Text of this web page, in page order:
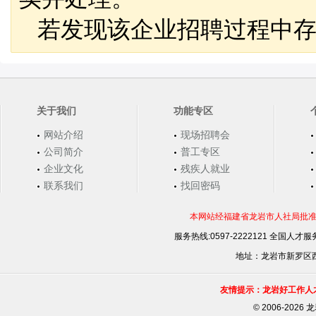
若发现该企业招聘过程中
关于我们
网站介绍
公司简介
企业文化
联系我们
功能专区
现场招聘会
普工专区
残疾人就业
找回密码
本网站经福建省龙岩市人社局批
服务热线:0597-2222121 全国人才
地址：龙岩市新罗区
友情提示：龙岩好工作
©2006-2026 龙